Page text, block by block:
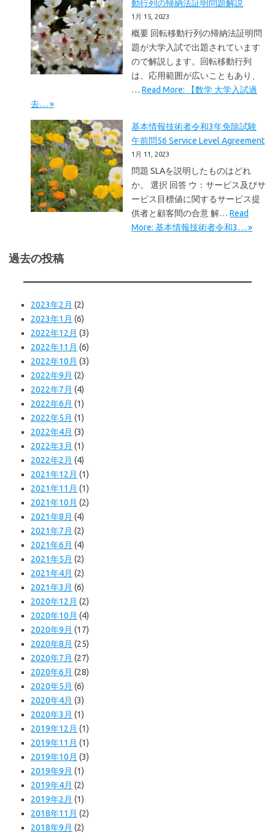
動行列の帰納法証明問題解説
1月 15, 2023
概要 回転移動行列の帰納法証明問
題が大学入試で出題されています
ので解説します。回転移動行列
は、応用範囲が広いこともあり、
… Read More: 【数学 大学入試過
去… »
基本情報技術者令和3年免除試験
午前問56 Service Level Agreement
1月 11, 2023
問題 SLAを説明したものはどれ
か。 選択 回答 ウ：サービス及びサ
ービス目標値に関するサービス提
供者と顧客間の合意 解… Read
More: 基本情報技術者令和3… »
過去の投稿
2023年2月 (2)
2023年1月 (6)
2022年12月 (3)
2022年11月 (6)
2022年10月 (3)
2022年9月 (2)
2022年7月 (4)
2022年6月 (1)
2022年5月 (1)
2022年4月 (3)
2022年3月 (1)
2022年2月 (4)
2021年12月 (1)
2021年11月 (1)
2021年10月 (2)
2021年8月 (4)
2021年7月 (2)
2021年6月 (4)
2021年5月 (2)
2021年4月 (2)
2021年3月 (6)
2020年12月 (2)
2020年10月 (4)
2020年9月 (17)
2020年8月 (25)
2020年7月 (27)
2020年6月 (28)
2020年5月 (6)
2020年4月 (3)
2020年3月 (1)
2019年12月 (1)
2019年11月 (1)
2019年10月 (3)
2019年9月 (1)
2019年4月 (2)
2019年2月 (1)
2018年11月 (2)
2018年9月 (2)